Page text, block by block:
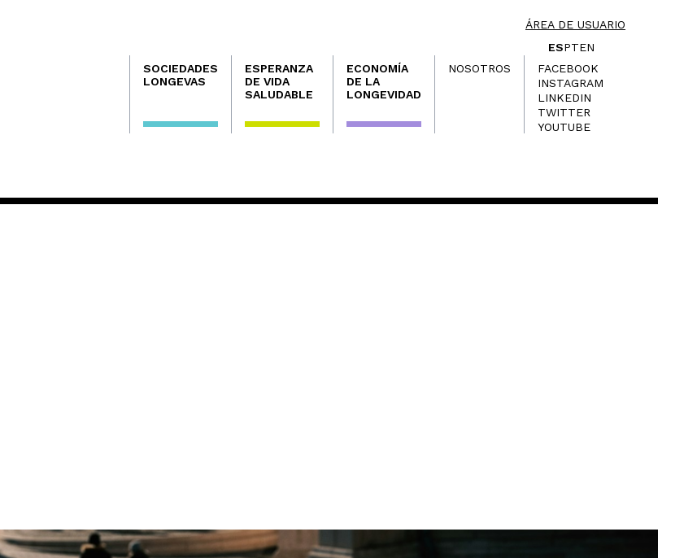
ÁREA DE USUARIO
ESPTEN
Navegación
principal
SOCIEDADES
LONGEVAS
ESPERANZA
DE VIDA
SALUDABLE
ECONOMÍA
DE LA
LONGEVIDAD
NOSOTROS
FACEBOOK
INSTAGRAM
LINKEDIN
TWITTER
YOUTUBE